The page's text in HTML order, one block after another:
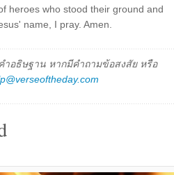
heroes who stood their ground and
name, I pray. Amen.
อธิษฐาน หากมีคำถามข้อสงสัย หรือ